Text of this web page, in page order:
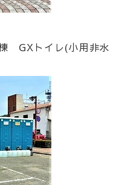
GXトイレ(小用非水